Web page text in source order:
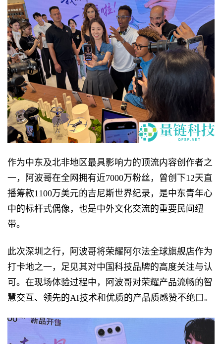
作为中东及北非地区最具影响力的顶流内容创作者之
一，阿波哥在全网拥有近7000万粉丝，曾创下12天直
播筹款1100万美元的吉尼斯世界纪录，是中东青年心
中的标杆式偶像，也是中外文化交流的重要民间纽
带。
此次深圳之行，阿波哥将荣耀阿尔法全球旗舰店作为
打卡地之一，足见其对中国科技品牌的高度关注与认
可。在现场体验过程中，阿波哥对荣耀产品流畅的智
慧交互、领先的AI技术和优质的产品质感赞不绝口。